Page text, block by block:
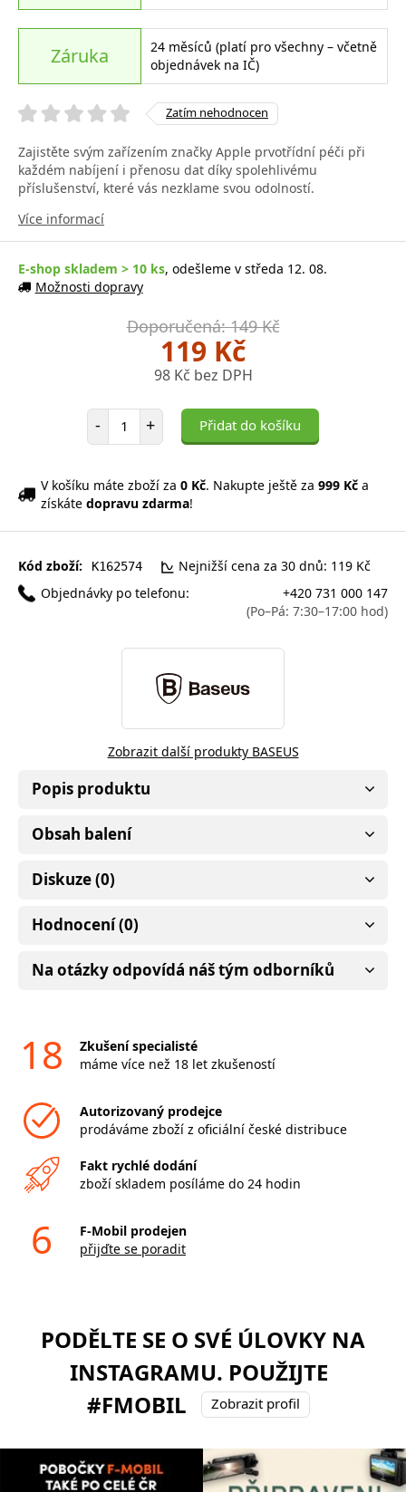
Záruka
24 měsíců (platí pro všechny – včetně
objednávek na IČ)
Zatím nehodnocen
Zajistěte svým zařízením značky Apple prvotřídní péči při
každém nabíjení i přenosu dat díky spolehlivému
příslušenství, které vás nezklame svou odolností.
Více informací
E-shop skladem > 10 ks, odešleme v středa 12. 08.
Možnosti dopravy
Doporučená: 149 Kč
119 Kč
98 Kč bez DPH
- Počet položek
+ Přidat do košíku
V košíku máte zboží za 0 Kč. Nakupte ještě za 999 Kč a
získáte dopravu zdarma!
Kód zboží: K162574
Nejnižší cena za 30 dnů: 119 Kč
Objednávky po telefonu:
+420 731 000 147
(Po–Pá: 7:30–17:00 hod)
Zobrazit další produkty BASEUS
Popis produktu
Obsah balení
Diskuze (0)
Hodnocení (0)
Na otázky odpovídá náš tým odborníků
18
Zkušení specialisté
máme více než 18 let zkušeností
Autorizovaný prodejce
prodáváme zboží z oficiální české distribuce
Fakt rychlé dodání
zboží skladem posíláme do 24 hodin
6
F-Mobil prodejen
přijďte se poradit
PODĚLTE SE O SVÉ ÚLOVKY NA
INSTAGRAMU. POUŽIJTE
#FMOBIL
Zobrazit profil